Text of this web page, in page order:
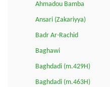
Ahmadou Bamba
Ansari (Zakariyya)
Badr Ar-Rachid
Baghawi
Baghdadi (m.429H)
Baghdadi (m.463H)